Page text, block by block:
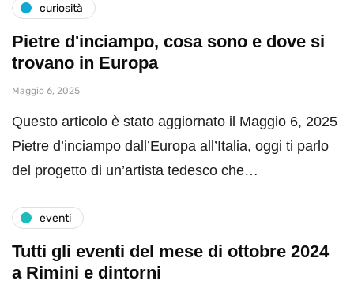
curiosità
Pietre d'inciampo, cosa sono e dove si
trovano in Europa
Maggio 6, 2025
Questo articolo è stato aggiornato il Maggio 6, 2025
Pietre d’inciampo dall’Europa all’Italia, oggi ti parlo
del progetto di un’artista tedesco che…
eventi
Tutti gli eventi del mese di ottobre 2024
a Rimini e dintorni